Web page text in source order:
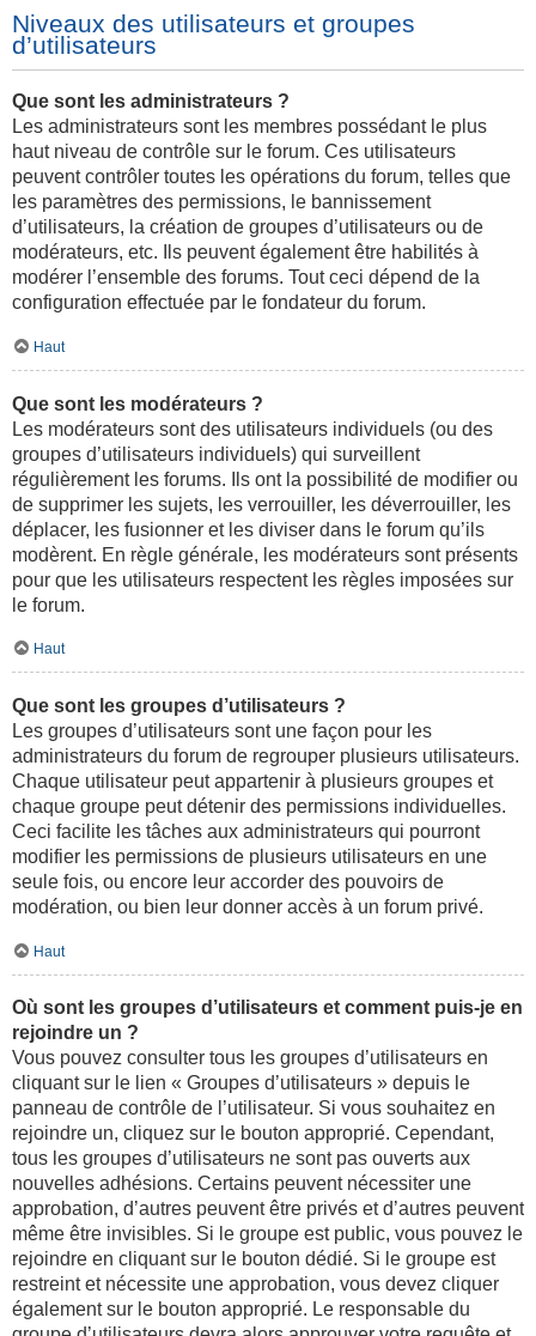
Niveaux des utilisateurs et groupes
d’utilisateurs
Que sont les administrateurs ?
Les administrateurs sont les membres possédant le plus
haut niveau de contrôle sur le forum. Ces utilisateurs
peuvent contrôler toutes les opérations du forum, telles que
les paramètres des permissions, le bannissement
d’utilisateurs, la création de groupes d’utilisateurs ou de
modérateurs, etc. Ils peuvent également être habilités à
modérer l’ensemble des forums. Tout ceci dépend de la
configuration effectuée par le fondateur du forum.
Haut
Que sont les modérateurs ?
Les modérateurs sont des utilisateurs individuels (ou des
groupes d’utilisateurs individuels) qui surveillent
régulièrement les forums. Ils ont la possibilité de modifier ou
de supprimer les sujets, les verrouiller, les déverrouiller, les
déplacer, les fusionner et les diviser dans le forum qu’ils
modèrent. En règle générale, les modérateurs sont présents
pour que les utilisateurs respectent les règles imposées sur
le forum.
Haut
Que sont les groupes d’utilisateurs ?
Les groupes d’utilisateurs sont une façon pour les
administrateurs du forum de regrouper plusieurs utilisateurs.
Chaque utilisateur peut appartenir à plusieurs groupes et
chaque groupe peut détenir des permissions individuelles.
Ceci facilite les tâches aux administrateurs qui pourront
modifier les permissions de plusieurs utilisateurs en une
seule fois, ou encore leur accorder des pouvoirs de
modération, ou bien leur donner accès à un forum privé.
Haut
Où sont les groupes d’utilisateurs et comment puis-je en
rejoindre un ?
Vous pouvez consulter tous les groupes d’utilisateurs en
cliquant sur le lien « Groupes d’utilisateurs » depuis le
panneau de contrôle de l’utilisateur. Si vous souhaitez en
rejoindre un, cliquez sur le bouton approprié. Cependant,
tous les groupes d’utilisateurs ne sont pas ouverts aux
nouvelles adhésions. Certains peuvent nécessiter une
approbation, d’autres peuvent être privés et d’autres peuvent
même être invisibles. Si le groupe est public, vous pouvez le
rejoindre en cliquant sur le bouton dédié. Si le groupe est
restreint et nécessite une approbation, vous devez cliquer
également sur le bouton approprié. Le responsable du